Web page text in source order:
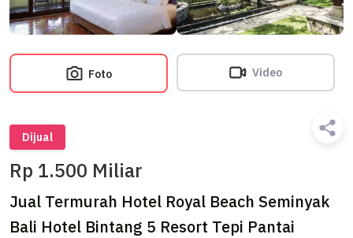
Foto Video
Dijual
Rp 1.500 Miliar
Jual Termurah Hotel Royal Beach Seminyak
Bali Hotel Bintang 5 Resort Tepi Pantai